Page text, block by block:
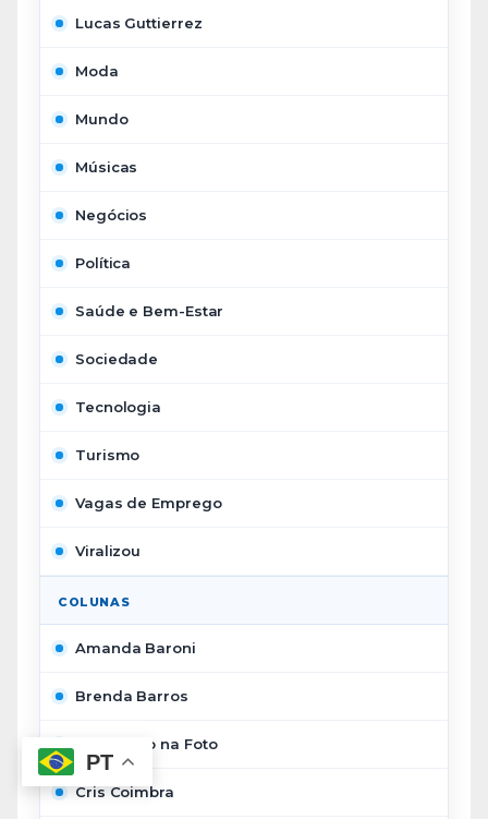
Lucas Guttierrez
Moda
Mundo
Músicas
Negócios
Política
Saúde e Bem-Estar
Sociedade
Tecnologia
Turismo
Vagas de Emprego
Viralizou
COLUNAS
Amanda Baroni
Brenda Barros
Candango na Foto
Cris Coimbra
PT